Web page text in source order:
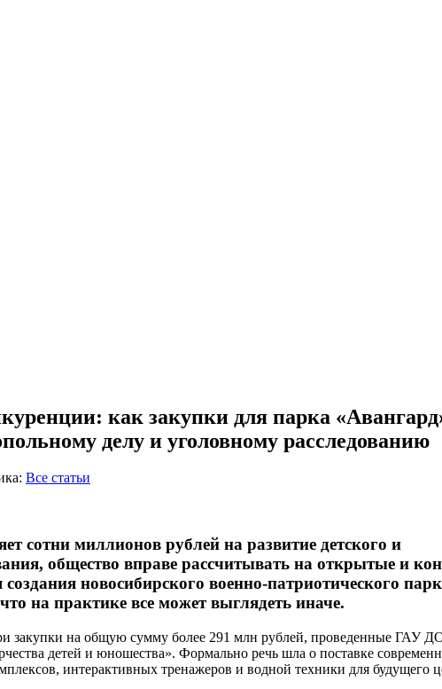
как закупки для парка
делу и уголовному расследованию
Все статьи
сотни миллионов рублей на развитие детского и
общество вправе рассчитывать на открытые и
новосибирского военно-патриотического
на практике все может выглядеть иначе.
закупки на общую сумму более 291 млн рублей, проведенные ГАУ
детей и юношества». Формально речь шла о поставке
интерактивных тренажеров и водной техники для будущего